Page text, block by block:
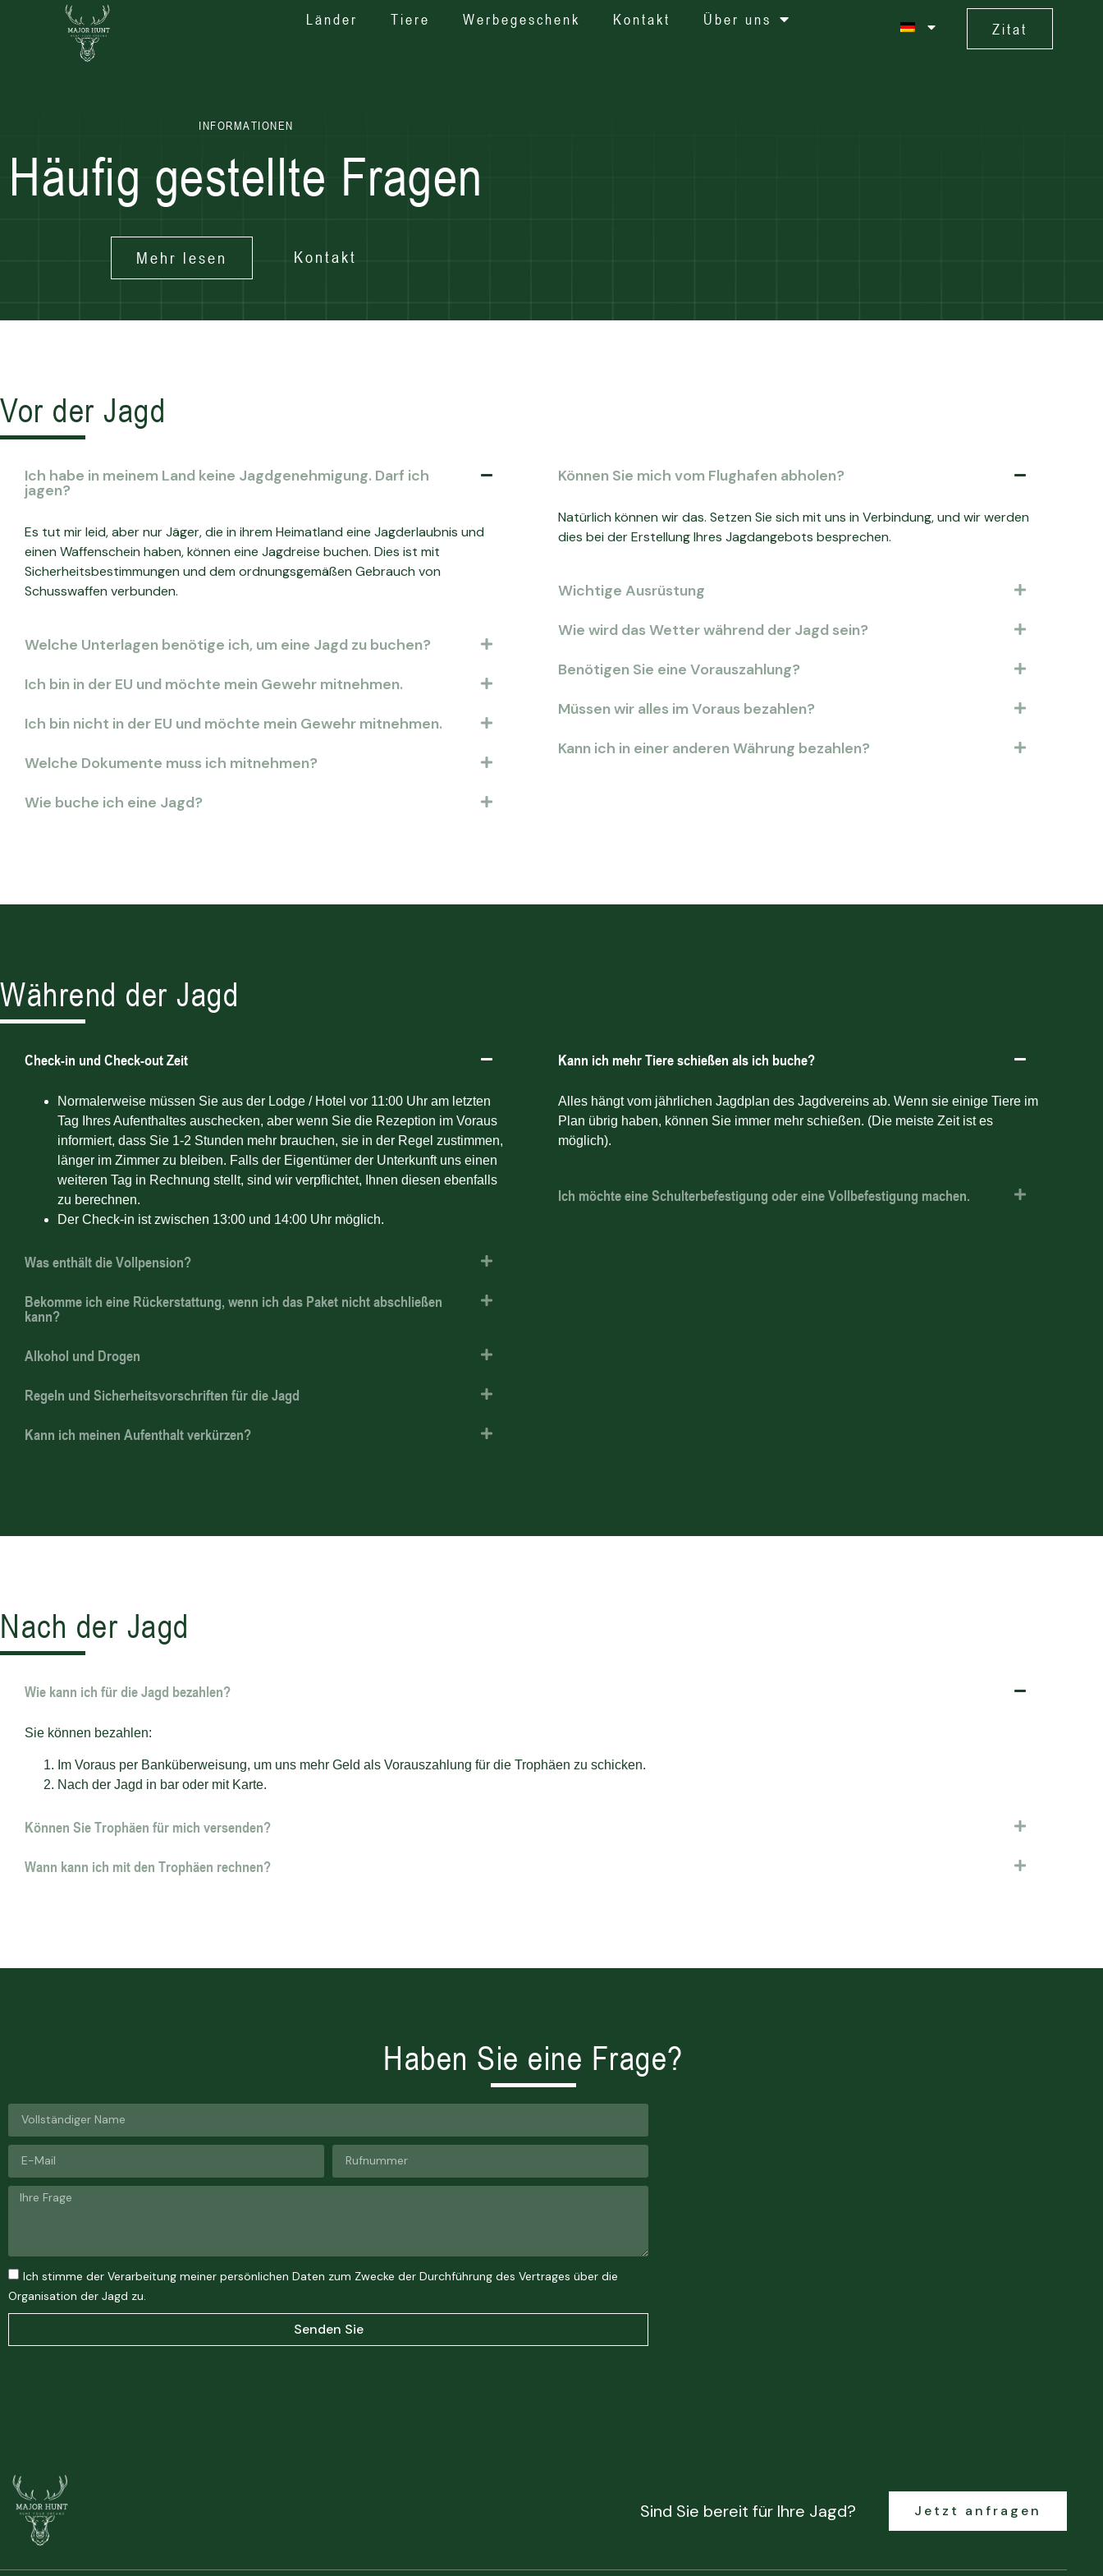
Länder Tiere Werbegeschenk Kontakt Über uns
Zitat
INFORMATIONEN
Häufig gestellte Fragen
Mehr lesen Kontakt
Vor der Jagd
Ich habe in meinem Land keine Jagdgenehmigung. Darf ich
jagen?
Es tut mir leid, aber nur Jäger, die in ihrem Heimatland eine Jagderlaubnis und
einen Waffenschein haben, können eine Jagdreise buchen. Dies ist mit
Sicherheitsbestimmungen und dem ordnungsgemäßen Gebrauch von
Schusswaffen verbunden.
Welche Unterlagen benötige ich, um eine Jagd zu buchen?
Ich bin in der EU und möchte mein Gewehr mitnehmen.
Ich bin nicht in der EU und möchte mein Gewehr mitnehmen.
Welche Dokumente muss ich mitnehmen?
Wie buche ich eine Jagd?
Können Sie mich vom Flughafen abholen?
Natürlich können wir das. Setzen Sie sich mit uns in Verbindung, und wir werden
dies bei der Erstellung Ihres Jagdangebots besprechen.
Wichtige Ausrüstung
Wie wird das Wetter während der Jagd sein?
Benötigen Sie eine Vorauszahlung?
Müssen wir alles im Voraus bezahlen?
Kann ich in einer anderen Währung bezahlen?
Während der Jagd
Check-in und Check-out Zeit
Normalerweise müssen Sie aus der Lodge / Hotel vor 11:00 Uhr am letzten
Tag Ihres Aufenthaltes auschecken, aber wenn Sie die Rezeption im Voraus
informiert, dass Sie 1-2 Stunden mehr brauchen, sie in der Regel zustimmen,
länger im Zimmer zu bleiben. Falls der Eigentümer der Unterkunft uns einen
weiteren Tag in Rechnung stellt, sind wir verpflichtet, Ihnen diesen ebenfalls
zu berechnen.
Der Check-in ist zwischen 13:00 und 14:00 Uhr möglich.
Was enthält die Vollpension?
Bekomme ich eine Rückerstattung, wenn ich das Paket nicht abschließen
kann?
Alkohol und Drogen
Regeln und Sicherheitsvorschriften für die Jagd
Kann ich meinen Aufenthalt verkürzen?
Kann ich mehr Tiere schießen als ich buche?
Alles hängt vom jährlichen Jagdplan des Jagdvereins ab. Wenn sie einige Tiere im
Plan übrig haben, können Sie immer mehr schießen. (Die meiste Zeit ist es
möglich).
Ich möchte eine Schulterbefestigung oder eine Vollbefestigung machen.
Nach der Jagd
Wie kann ich für die Jagd bezahlen?
Sie können bezahlen:
Im Voraus per Banküberweisung, um uns mehr Geld als Vorauszahlung für die Trophäen zu schicken.
Nach der Jagd in bar oder mit Karte.
Können Sie Trophäen für mich versenden?
Wann kann ich mit den Trophäen rechnen?
Haben Sie eine Frage?
Ich stimme der Verarbeitung meiner persönlichen Daten zum Zwecke der Durchführung des Vertrages über die
Organisation der Jagd zu.
Senden Sie
Sind Sie bereit für Ihre Jagd? Jetzt anfragen